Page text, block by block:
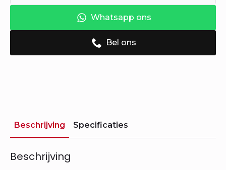
Whatsapp ons
Bel ons
Beschrijving Specificaties
Beschrijving